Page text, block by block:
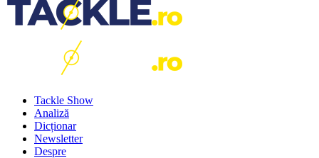
Tackle Show
Analiză
Dicționar
Newsletter
Despre